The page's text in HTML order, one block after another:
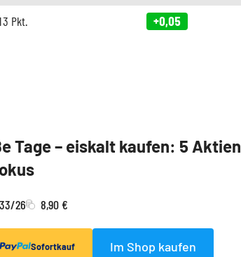
Pkt. +0,05
Tage – eiskalt kaufen: 5 Aktien
26 8,90 €
Sofortkauf Im Shop kaufen